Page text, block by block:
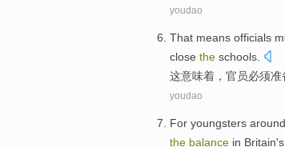
youdao
That means officials
close the schools
这意味着 ， 官员必须准
youdao
For youngsters around
the balance in Britain's